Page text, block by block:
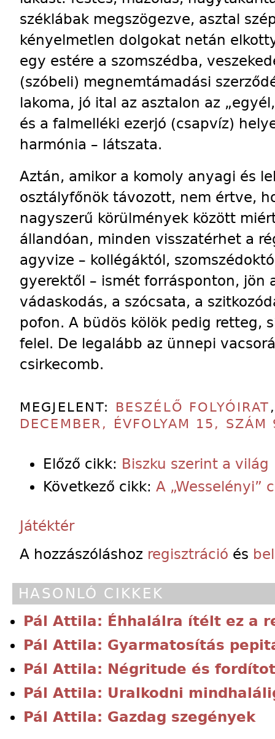
széklábak megszögezve, asztal
kényelmetlen dolgokat netán
egy estére a szomszédba,
(szóbeli) megnemtámadási
lakoma, jó ital az asztalon az
és a falmelléki ezerjó (csapvíz)
harmónia – látszata.
Aztán, amikor a komoly anyagi és
osztályfőnök távozott, nem értve,
nagyszerű körülmények között
állandóan, minden visszatérhet a
agyvize – kollégáktól,
gyerektől – ismét forrásponton, jön
vádaskodás, a szócsata, a
pofon. A büdös kölök pedig retteg,
felel. De legalább az ünnepi
csirkecomb.
MEGJELENT: BESZÉLŐ FOLYÓIRAT
DECEMBER, ÉVFOLYAM 15, SZÁM
Előző cikk: Biszku szerint a világ
Következő cikk: A „Wesselényi”
Játéktér
A hozzászóláshoz regisztráció és
HASONLÓ CIKKEK
Pál Attila: Éhhalálra ítélt ez a
Pál Attila: Gyarmatosítás
Pál Attila: Négritude és
Pál Attila: Uralkodni
Pál Attila: Gazdag szegények